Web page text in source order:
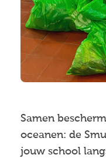
Samen
oceanen: de
jouw school